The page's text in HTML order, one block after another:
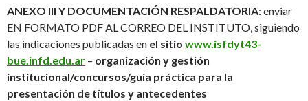
ANEXO III Y DOCUMENTACIÓN RESPALDATORIA: enviar
EN FORMATO PDF AL CORREO DEL INSTITUTO, siguiendo
las indicaciones publicadas en el sitio www.isfdyt43-
bue.infd.edu.ar – organización y gestión
institucional/concursos/guía práctica para la
presentación de títulos y antecedentes